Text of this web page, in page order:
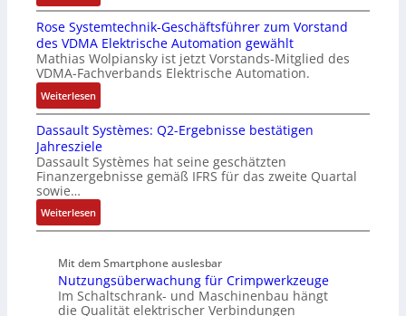
r
ä
f
t
e
e
t
i
n
g
l
e
i
t
e
r
b
e
P
N
k
t
u
r
e
r
t
e
L
a
s
e
r
t
r
i
a
n
u
l
a
D
a
s
I
T
-
R
ü
c
k
g
r
a
t
e
r
F
Rose Systemtechnik-Geschäftsführer zum Vorstand
des VDMA Elektrische Automation gewählt
Mathias Wolpiansky ist jetzt Vorstands-Mitglied des
VDMA-Fachverbands Elektrische Automation.
Weiterlesen:
R
o
s
e
S
y
s
t
m
t
e
Dassault Systèmes: Q2-Ergebnisse bestätigen
Jahresziele
Dassault Systèmes hat seine geschätzten
Finanzergebnisse gemäß IFRS für das zweite Quartal
sowie…
Weiterlesen:
D
s
s
a
Mit dem Smartphone auslesbar
Nutzungsüberwachung für Crimpwerkzeuge
Im Schaltschrank- und Maschinenbau hängt
die Qualität elektrischer Verbindungen